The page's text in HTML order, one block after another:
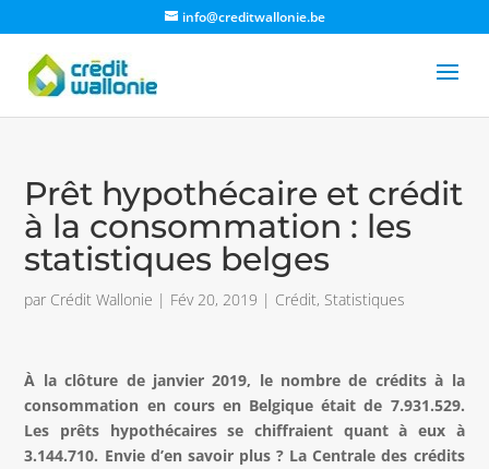
info@creditwallonie.be
Prêt hypothécaire et crédit
à la consommation : les
statistiques belges
par Crédit Wallonie | Fév 20, 2019 | Crédit, Statistiques
À la clôture de janvier 2019, le nombre de crédits à la
consommation en cours en Belgique était de 7.931.529.
Les prêts hypothécaires se chiffraient quant à eux à
3.144.710. Envie d’en savoir plus ? La Centrale des crédits